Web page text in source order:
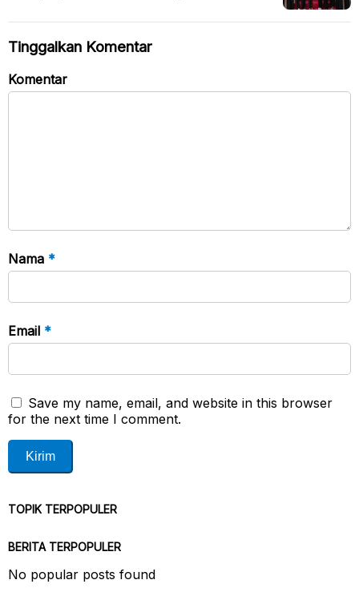
Tinggalkan Komentar
Komentar
Nama *
Email *
Save my name, email, and website in this browser
for the next time I comment.
TOPIK TERPOPULER
BERITA TERPOPULER
No popular posts found